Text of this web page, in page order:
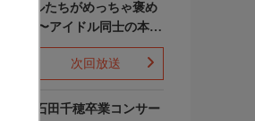
ライバルたちがめっちゃ褒め
てくる!〜アイドル同士の本音
レビューSP〜
次回放送
STU48 石田千穂卒業コンサー